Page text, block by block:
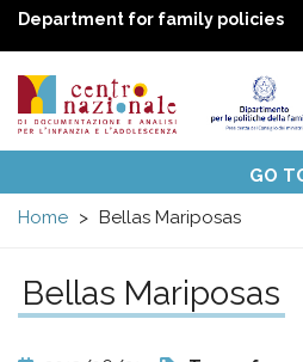
Department for family policies
Centro
nazionale
di
menuTopics
Activities
UN Convention
National ObservatoriesGO
Home
Bellas Mariposas
Bellas Mariposas